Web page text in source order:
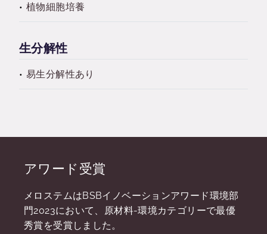
植物細胞培養
生分解性
易生分解性あり
アワード受賞
メロステムはBSBイノベーションアワード環境部
門2023において、原材料-環境カテゴリーで最優
秀賞を受賞しました。